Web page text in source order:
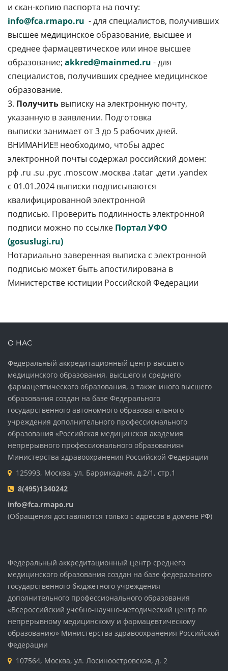
и скан-копию паспорта на почту:
info@fca.rmapo.ru - для специалистов, получивших
высшее медицинское образование, высшее и
среднее фармацевтическое или иное высшее
образование; akkred@mainmed.ru - для
специалистов, получивших среднее медицинское
образование.
3. Получить выписку на электронную почту,
указанную в заявлении. Подготовка
выписки занимает от 3 до 5 рабочих дней.
ВНИМАНИЕ!! необходимо, чтобы адрес
электронной почты содержал российский домен:
рф .ru .su .рус .moscow .москва .tatar .дети .yandex
с 01.01.2024 выписки подписываются
квалифицированной электронной
подписью. Проверить подлинность электронной
подписи можно по ссылке Портал УФО
(gosuslugi.ru)
Нотариально заверенная выписка с электронной
подписью может быть апостилирована в
Министерстве юстиции Российской Федерации
О НАС
Федеральный аккредитационный центр высшего
медицинского образования, высшего и среднего
фармацевтического образования, а также иного высшего
образования создан на базе Федерального
государственного автономного образовательного
учреждения дополнительного профессионального
образования «Российская медицинская академия
непрерывного профессионального образования»
Министерства здравоохранения Российской Федерации
125993, Москва, ул. Баррикадная, д.2/1, стр.1
8(495)1340242
info@fca.rmapo.ru
(Обращения доставляются только с адресов в домене РФ)
Федеральный аккредитационный центр среднего
медицинского образования создан на базе федерального
государственного бюджетного учреждения
дополнительного профессионального образования
«Всероссийский учебно-научно-методический центр по
непрерывному медицинскому и фармацевтическому
образованию» Министерства здравоохранения Российской
Федерации
107564, Москва, ул. Лосиноостровская, д. 2